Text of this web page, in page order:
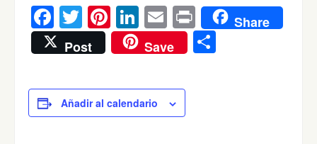
Facebook
Twitter
Pinterest
LinkedIn
Email
PrintShare
Post
Save Compartir
Añadir al calendario